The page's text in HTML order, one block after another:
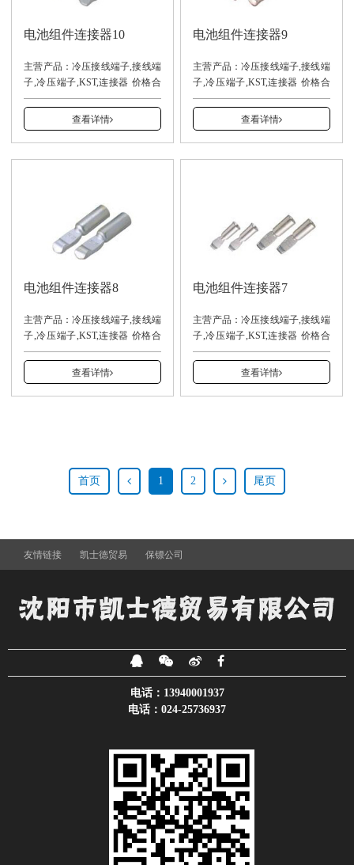
电池组件连接器10
主营产品：冷压接线端子,接线端
子,冷压端子,KST,连接器 价格合
理，交货及时。
13940001937（安先生）
查看详情
电池组件连接器9
主营产品：冷压接线端子,接线端
子,冷压端子,KST,连接器 价格合
理，交货及时。
13940001937（安先生）
查看详情
电池组件连接器8
主营产品：冷压接线端子,接线端
子,冷压端子,KST,连接器 价格合
理，交货及时。
13940001937（安先生）
查看详情
电池组件连接器7
主营产品：冷压接线端子,接线端
子,冷压端子,KST,连接器 价格合
理，交货及时。
13940001937（安先生）
查看详情
首页 1 2 尾页
友情链接 凯士德贸易 保镖公司
电话：13940001937
电话：024-25736937